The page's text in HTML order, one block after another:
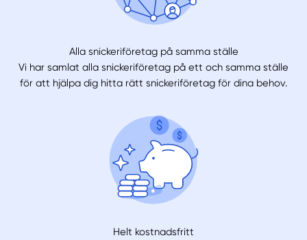
Alla snickeriföretag på samma ställe
Vi har samlat alla snickeriföretag på ett och samma ställe
för att hjälpa dig hitta rätt snickeriföretag för dina behov.
Helt kostnadsfritt